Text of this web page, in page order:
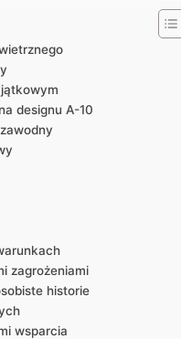
designu ⁣A-10
⁤zagrożeniami
historie
wsparcia